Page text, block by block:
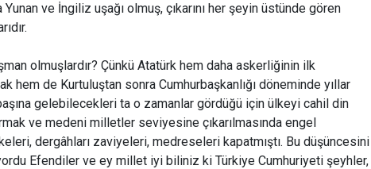
Yunan ve İngiliz uşağı olmuş, çıkarını her şeyin üstünde gören
olmuşlardır? Çünkü Atatürk hem daha askerliğinin ilk
hem de Kurtuluştan sonra Cumhurbaşkanlığı döneminde yıllar
gelebilecekleri ta o zamanlar gördüğü için ülkeyi cahil din
ve medeni milletler seviyesine çıkarılmasında engel
dergâhları zaviyeleri, medreseleri kapatmıştı. Bu düşüncesini
Efendiler ve ey millet iyi biliniz ki Türkiye Cumhuriyeti şeyhler,